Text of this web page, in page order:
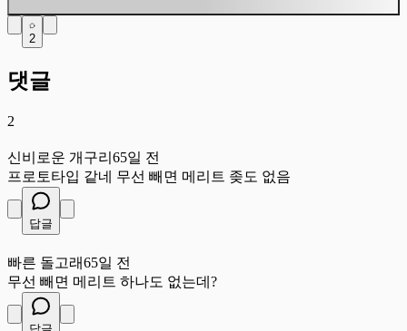
2
댓글
2
신비로운 개구리 65일 전
프로토타입 같네 무선 빼면 메리트 좆도 없음
답글
빠른 돌고래65일 전
무선 빼면 메리트 하나도 없는데?